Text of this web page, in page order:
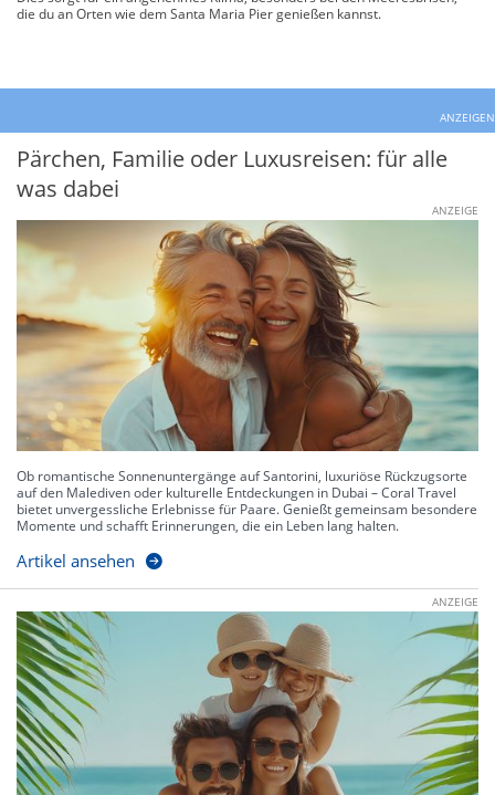
die du an Orten wie dem Santa Maria Pier genießen kannst.
ANZEIGEN
Pärchen, Familie oder Luxusreisen: für alle
was dabei
ANZEIGE
Ob romantische Sonnenuntergänge auf Santorini, luxuriöse Rückzugsorte
auf den Malediven oder kulturelle Entdeckungen in Dubai – Coral Travel
bietet unvergessliche Erlebnisse für Paare. Genießt gemeinsam besondere
Momente und schafft Erinnerungen, die ein Leben lang halten.
Artikel ansehen
ANZEIGE